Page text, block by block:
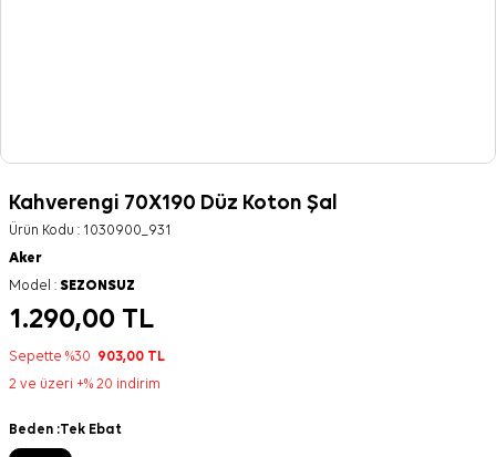
Kahverengi 70X190 Düz Koton Şal
Ürün Kodu : 1030900_931
Aker
Model : SEZONSUZ
1.290,00 TL
Sepette %30 903,00 TL
2 ve üzeri +% 20 indirim
Beden :Tek Ebat